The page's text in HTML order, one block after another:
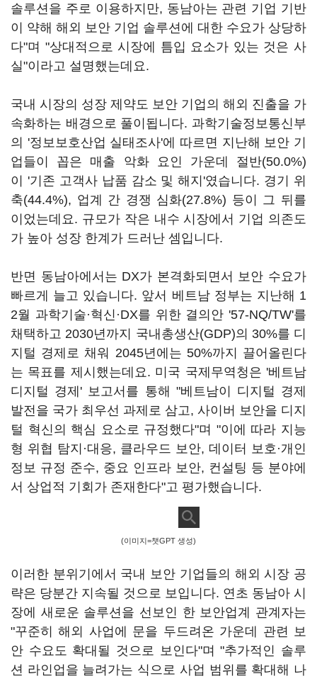
솔루션을 주로 이용하지만, 동남아는 관련 기업 기반
이 약해 해외 보안 기업 솔루션에 대한 수요가 상당하
다"며 "상대적으로 시장에 틈입 요소가 있는 것은 사
실"이라고 설명했는데요.
국내 시장의 성장 제약도 보안 기업의 해외 진출을 가
속화하는 배경으로 풀이됩니다. 과학기술정보통신부
의 '정보보호산업 실태조사'에 따르면 지난해 보안 기
업들이 꼽은 매출 악화 요인 가운데 절반(50.0%)
이 '기존 고객사 납품 감소 및 해지'였습니다. 경기 위
축(44.4%), 업계 간 경쟁 심화(27.8%) 등이 그 뒤를
이었는데요. 규모가 작은 내수 시장에서 기업 의존도
가 높아 성장 한계가 드러난 셈입니다.
반면 동남아에서는 DX가 본격화되면서 보안 수요가
빠르게 늘고 있습니다. 앞서 베트남 정부는 지난해 1
2월 과학기술·혁신·DX를 위한 결의안 '57-NQ/TW'를
채택하고 2030년까지 국내총생산(GDP)의 30%를 디
지털 경제로 채워 2045년에는 50%까지 끌어올린다
는 목표를 제시했는데요. 미국 국제무역청은 '베트남
디지털 경제' 보고서를 통해 "베트남이 디지털 경제
발전을 국가 최우선 과제로 삼고, 사이버 보안을 디지
털 혁신의 핵심 요소로 규정했다"며 "이에 따라 지능
형 위협 탐지·대응, 클라우드 보안, 데이터 보호·개인
정보 규정 준수, 중요 인프라 보안, 컨설팅 등 분야에
서 상업적 기회가 존재한다"고 평가했습니다.
(이미지=챗GPT 생성)
이러한 분위기에서 국내 보안 기업들의 해외 시장 공
략은 당분간 지속될 것으로 보입니다. 연초 동남아 시
장에 새로운 솔루션을 선보인 한 보안업계 관계자는
"꾸준히 해외 사업에 문을 두드려온 가운데 관련 보
안 수요도 확대될 것으로 보인다"며 "추가적인 솔루
션 라인업을 늘려가는 식으로 사업 범위를 확대해 나